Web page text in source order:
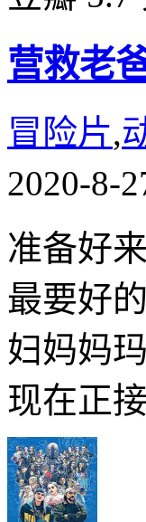
营救老
冒险片,
2020-8-
准备好
最要好
妇妈妈
现在正